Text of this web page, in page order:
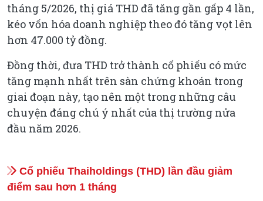
tháng 5/2026, thị giá THD đã tăng gần gấp 4 lần,
kéo vốn hóa doanh nghiệp theo đó tăng vọt lên
hơn 47.000 tỷ đồng.
Đồng thời, đưa THD trở thành cổ phiếu có mức
tăng mạnh nhất trên sàn chứng khoán trong
giai đoạn này, tạo nên một trong những câu
chuyện đáng chú ý nhất của thị trường nửa
đầu năm 2026.
Cổ phiếu Thaiholdings (THD) lần đầu giảm
điểm sau hơn 1 tháng